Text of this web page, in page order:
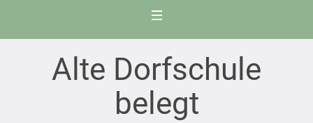
Alte Dorfschule
belegt